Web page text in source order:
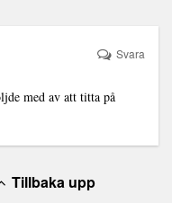
med av att titta på
Svara
Tillbaka upp